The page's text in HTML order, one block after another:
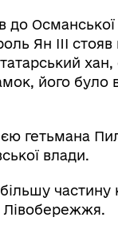
до
Ян III стояв
його було
гетьмана
влади.
частину
Лівобережжя.